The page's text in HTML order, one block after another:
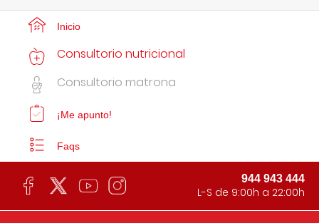
Inicio
Consultorio nutricional
Consultorio matrona
¡Me apunto!
Faqs
944 943 444
L-S de 9:00h a 22:00h